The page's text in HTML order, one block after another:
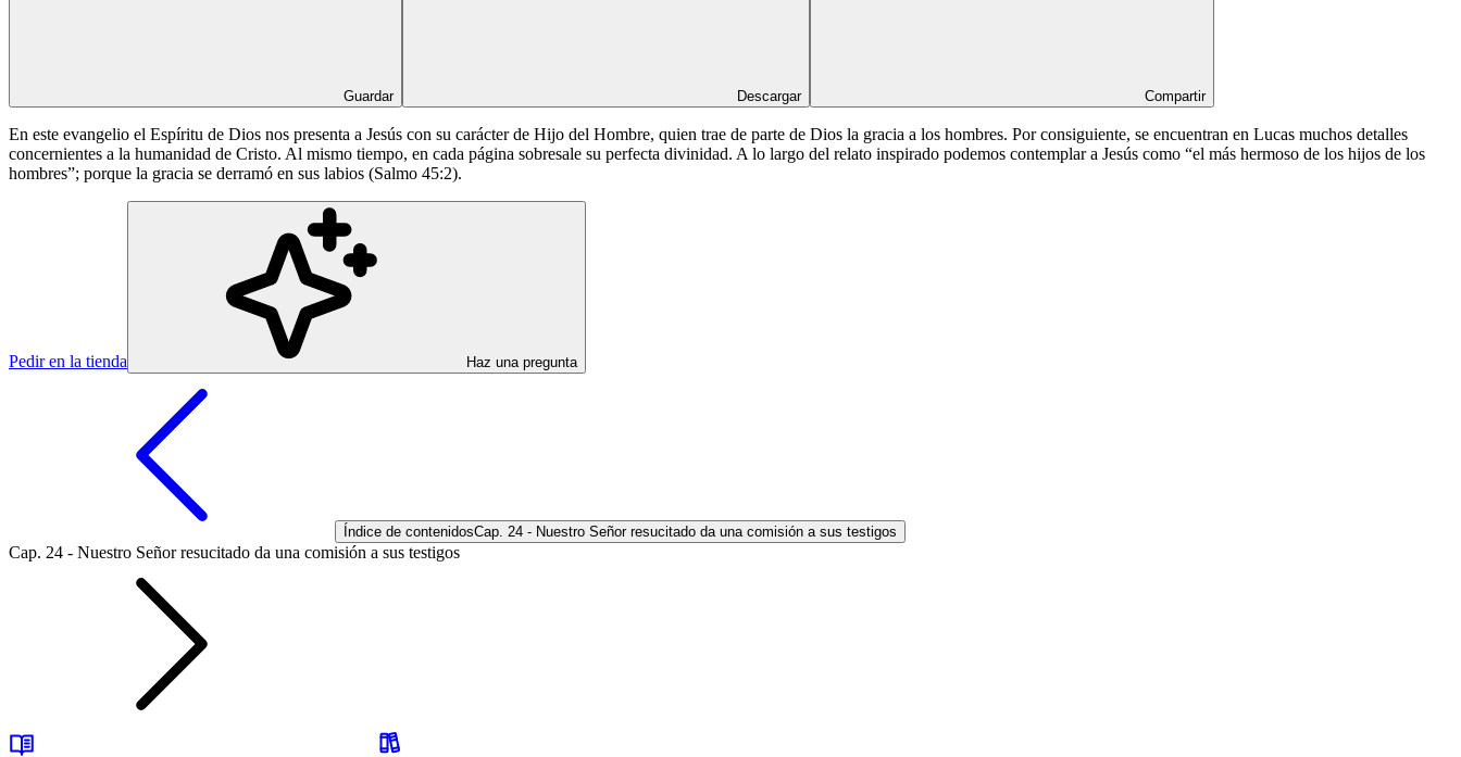
Guardar Descargar Compartir
En este evangelio el Espíritu de Dios nos presenta a Jesús con su carácter de Hijo del Hombre, quien trae de parte de Dios la gracia a los hombres. Por consiguiente, se encuentran en Lucas muchos detalles
concernientes a la humanidad de Cristo. Al mismo tiempo, en cada página sobresale su perfecta divinidad. A lo largo del relato inspirado podemos contemplar a Jesús como “el más hermoso de los hijos de los
hombres”; porque la gracia se derramó en sus labios (Salmo 45:2).
Pedir en la tienda Haz una pregunta
Índice de contenidosCap. 24 - Nuestro Señor resucitado da una comisión a sus testigos
Cap. 24 - Nuestro Señor resucitado da una comisión a sus testigos